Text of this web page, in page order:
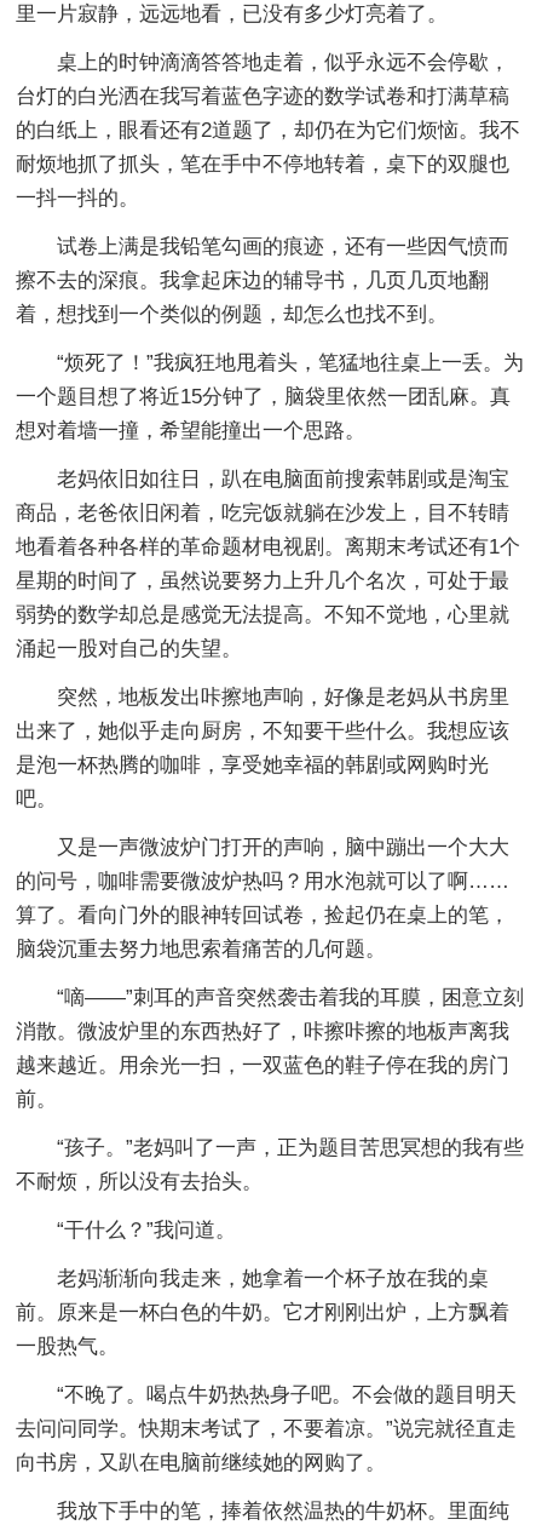
里一片寂静，远远地看，已没有多少灯亮着了。
桌上的时钟滴滴答答地走着，似乎永远不会停歇，
台灯的白光洒在我写着蓝色字迹的数学试卷和打满草稿
的白纸上，眼看还有2道题了，却仍在为它们烦恼。我不
耐烦地抓了抓头，笔在手中不停地转着，桌下的双腿也
一抖一抖的。
试卷上满是我铅笔勾画的痕迹，还有一些因气愤而
擦不去的深痕。我拿起床边的辅导书，几页几页地翻
着，想找到一个类似的例题，却怎么也找不到。
“烦死了！”我疯狂地甩着头，笔猛地往桌上一丢。为
一个题目想了将近15分钟了，脑袋里依然一团乱麻。真
想对着墙一撞，希望能撞出一个思路。
老妈依旧如往日，趴在电脑面前搜索韩剧或是淘宝
商品，老爸依旧闲着，吃完饭就躺在沙发上，目不转睛
地看着各种各样的革命题材电视剧。离期末考试还有1个
星期的时间了，虽然说要努力上升几个名次，可处于最
弱势的数学却总是感觉无法提高。不知不觉地，心里就
涌起一股对自己的失望。
突然，地板发出咔擦地声响，好像是老妈从书房里
出来了，她似乎走向厨房，不知要干些什么。我想应该
是泡一杯热腾的咖啡，享受她幸福的韩剧或网购时光
吧。
又是一声微波炉门打开的声响，脑中蹦出一个大大
的问号，咖啡需要微波炉热吗？用水泡就可以了啊……
算了。看向门外的眼神转回试卷，捡起仍在桌上的笔，
脑袋沉重去努力地思索着痛苦的几何题。
“嘀——”刺耳的声音突然袭击着我的耳膜，困意立刻
消散。微波炉里的东西热好了，咔擦咔擦的地板声离我
越来越近。用余光一扫，一双蓝色的鞋子停在我的房门
前。
“孩子。”老妈叫了一声，正为题目苦思冥想的我有些
不耐烦，所以没有去抬头。
“干什么？”我问道。
老妈渐渐向我走来，她拿着一个杯子放在我的桌
前。原来是一杯白色的牛奶。它才刚刚出炉，上方飘着
一股热气。
“不晚了。喝点牛奶热热身子吧。不会做的题目明天
去问问同学。快期末考试了，不要着凉。”说完就径直走
向书房，又趴在电脑前继续她的网购了。
我放下手中的笔，捧着依然温热的牛奶杯。里面纯